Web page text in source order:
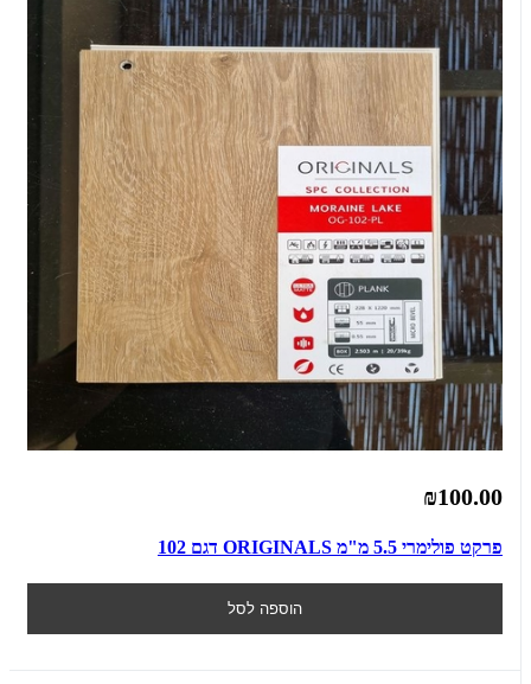
₪100.00
פרקט פולימרי 5.5 מ"מ ORIGINALS דגם 102
הוספה לסל